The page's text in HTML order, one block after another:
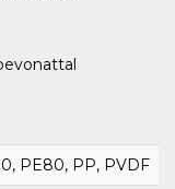
PE80, PP, PVDF